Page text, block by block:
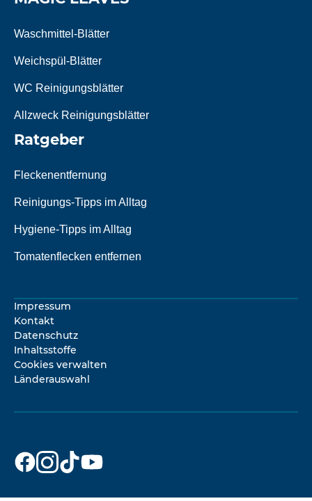
Waschmittel-Blätter
Weichspül-Blätter
WC Reinigungsblätter
Allzweck Reinigungsblätter
Ratgeber
Fleckenentfernung
Reinigungs-Tipps im Alltag
Hygiene-Tipps im Alltag
Tomatenflecken entfernen
Impressum
Kontakt
Datenschutz
Inhaltsstoffe
Cookies verwalten
Länderauswahl
Dr. Beckmann
auf
Dr. Beckmann
auf
Dr. Beckmann
auf